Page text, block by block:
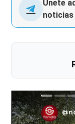
Únete
noticias